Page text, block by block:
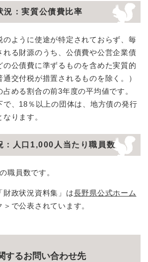
況：実質公債費比率
のように使途が特定されておらず、毎
れる財源のうち、公債費や公営企業債
の公債費に準ずるものを含めた実質的
交付税が措置されるものを除く。）
める割合の前3年度の平均値です。
で、18％以上の団体は、地方債の発行
ります。
：人口1,000人当たり職員数
職員数です。
財政状況資料集」は長野県公式ホーム
＞ で公表されています。
するお問い合わせ先